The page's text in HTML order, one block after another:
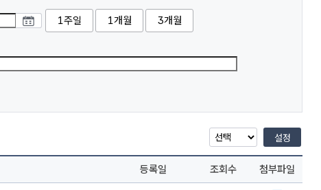
1주일 1개월 3개월
설정
등록일 조회수 첨부파일